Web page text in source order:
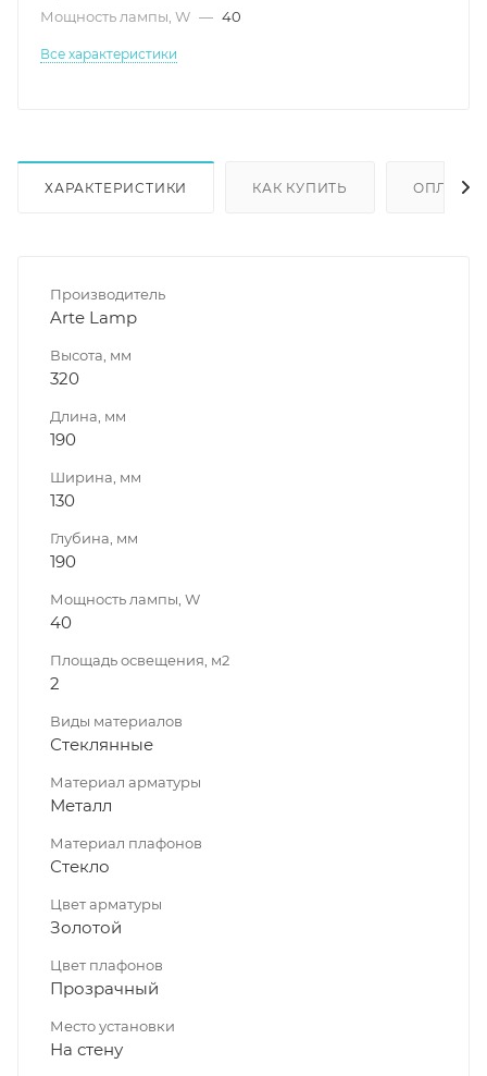
Мощность лампы, W — 40
Все характеристики
ХАРАКТЕРИСТИКИ КАК КУПИТЬ ОПЛАТА
Производитель
Arte Lamp
Высота, мм
320
Длина, мм
190
Ширина, мм
130
Глубина, мм
190
Мощность лампы, W
40
Площадь освещения, м2
2
Виды материалов
Стеклянные
Материал арматуры
Металл
Материал плафонов
Стекло
Цвет арматуры
Золотой
Цвет плафонов
Прозрачный
Место установки
На стену